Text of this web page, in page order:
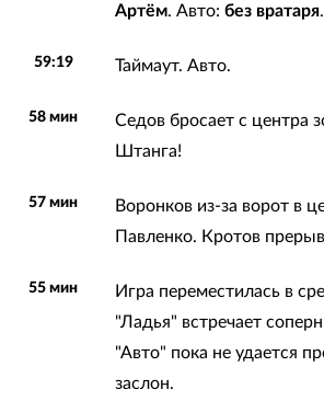
Артём. Авто: без вратаря.
59:19 Таймаут. Авто.
58 мин
Седов бросает с центра
Штанга!
57 мин
Воронков из-за ворот в
Павленко. Кротов
55 мин
Игра переместилась в
"Ладья" встречает
"Авто" пока не удается
заслон.